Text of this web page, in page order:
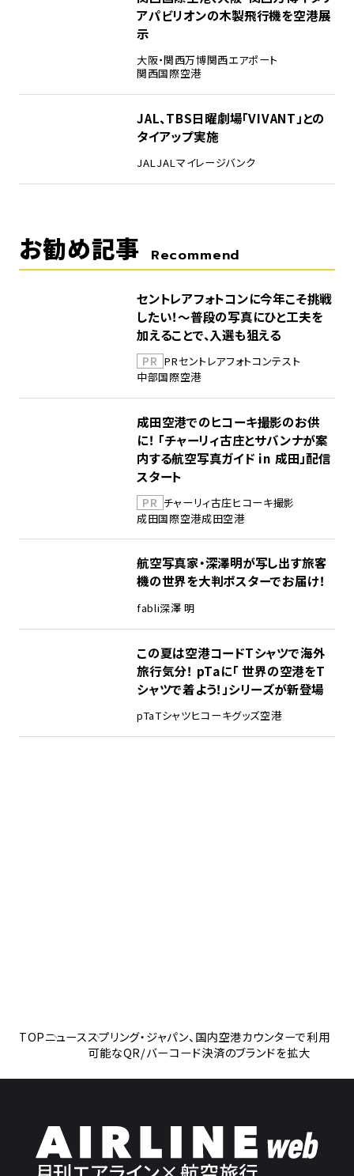
アパビリオンの木製飛行機を空港展
示
大阪・関西万博関西エアポート
関西国際空港
JAL、TBS日曜劇場「VIVANT」との
タイアップ実施
JALJALマイレージバンク
お勧め記事 Recommend
セントレアフォトコンに今年こそ挑戦
したい！～普段の写真にひと工夫を
加えることで、入選も狙える
PR PRセントレアフォトコンテスト
中部国際空港
成田空港でのヒコーキ撮影のお供
に！ 「チャーリィ古庄とサバンナが案
内する航空写真ガイド in 成田」配信
スタート
PR チャーリィ古庄ヒコーキ撮影
成田国際空港成田空港
航空写真家・深澤明が写し出す旅客
機の世界を大判ポスターでお届け！
fabli深澤 明
この夏は空港コードTシャツで海外
旅行気分！ pTaに「 世界の空港をT
シャツで着よう！」シリーズが新登場
pTaTシャツヒコーキグッズ空港
TOPニューススプリング・ジャパン、国内空港カウンターで利用
可能なQR/バーコード決済のブランドを拡大